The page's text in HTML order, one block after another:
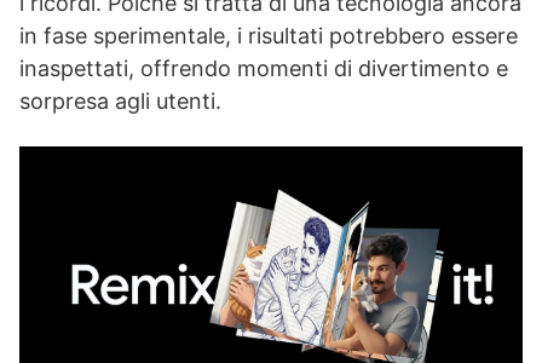
in fase sperimentale, i risultati potrebbero essere
inaspettati, offrendo momenti di divertimento e
sorpresa agli utenti.